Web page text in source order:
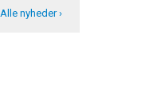
Alle nyheder ›